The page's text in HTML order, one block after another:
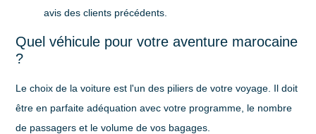
avis des clients précédents.
Quel véhicule pour votre aventure marocaine
?
Le choix de la voiture est l'un des piliers de votre voyage. Il doit
être en parfaite adéquation avec votre programme, le nombre
de passagers et le volume de vos bagages.